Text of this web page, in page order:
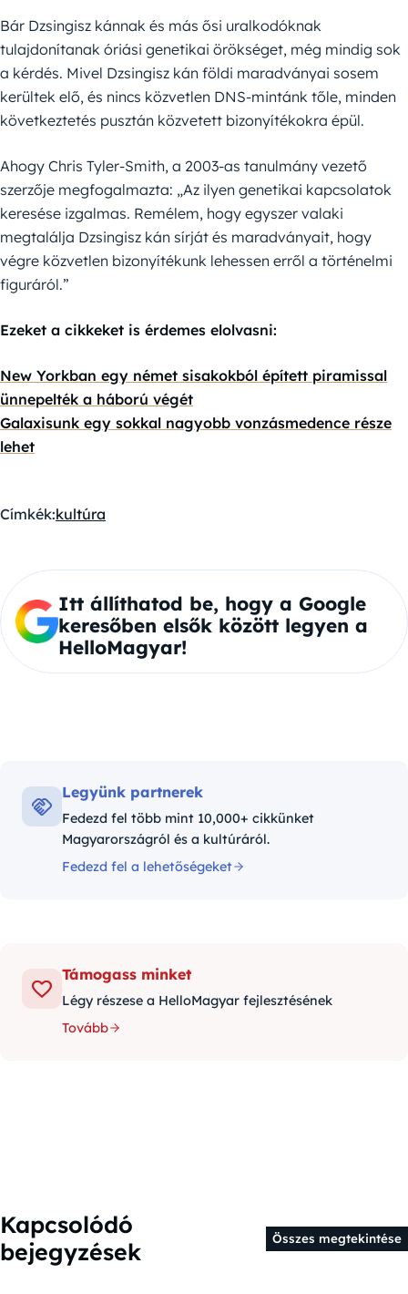
Bár Dzsingisz kánnak és más ősi uralkodóknak
tulajdonítanak óriási genetikai örökséget, még mindig sok
a kérdés. Mivel Dzsingisz kán földi maradványai sosem
kerültek elő, és nincs közvetlen DNS-mintánk tőle, minden
következtetés pusztán közvetett bizonyítékokra épül.
Ahogy Chris Tyler-Smith, a 2003-as tanulmány vezető
szerzője megfogalmazta: „Az ilyen genetikai kapcsolatok
keresése izgalmas. Remélem, hogy egyszer valaki
megtalálja Dzsingisz kán sírját és maradványait, hogy
végre közvetlen bizonyítékunk lehessen erről a történelmi
figuráról.”
Ezeket a cikkeket is érdemes elolvasni:
New Yorkban egy német sisakokból épített piramissal
ünnepelték a háború végét
Galaxisunk egy sokkal nagyobb vonzásmedence része
lehet
Címkék:kultúra
Itt állíthatod be, hogy a Google
keresőben elsők között legyen a
HelloMagyar!
Legyünk partnerek
Fedezd fel több mint 10,000+ cikkünket
Magyarországról és a kultúráról.
Fedezd fel a lehetőségeket
Támogass minket
Légy részese a HelloMagyar fejlesztésének
Tovább
Kapcsolódó
bejegyzések
Összes megtekintése